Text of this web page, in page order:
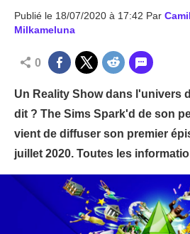
Publié le 18/07/2020 à 17:42 Par
Milkameluna
0
Un Reality Show dans l'univers
dit ? The Sims Spark'd de son
vient de diffuser son premier
juillet 2020. Toutes les